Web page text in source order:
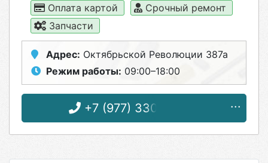
Оплата картой
Срочный ремонт
Запчасти
Адрес: Октябрьской Революции 387а
Режим работы: 09:00–18:00
+7 (977) 330-30-35